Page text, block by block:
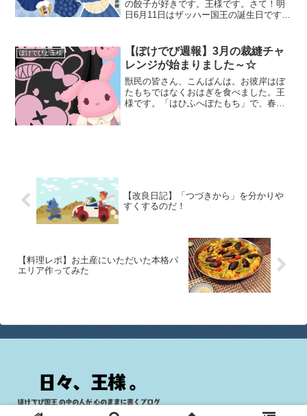
の餃子が好きです。王様です。さて！明
日6月11日はザッハー国王の誕生日ですね
ろ。中の人なんだから。まあそうなりま
すね。あ、あと小学校のと
ぽけでびと王様
【ぽけでび週報】3月の裁縫チャ
レンジが始まりました～☆
獣民の皆さん、こんばんは。お彼岸はぼ
たもちではなくおはぎを食べました。王
様です。「はひふへぼたもち」で、春の
【改良日記】「つづきから」を分かりや
すくするのだ！
【料理レポ】お土産にいただいた本格パ
エリア作ってみた